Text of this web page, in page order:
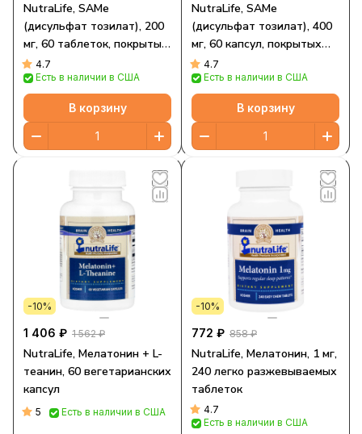
NutraLife, SAMe
(дисульфат тозилат), 200
мг, 60 таблеток, покрытых
кишечнорастворимой
оболочкой
4.7
Есть в наличии в США
В корзину
NutraLife, SAMe
(дисульфат тозилат), 400
мг, 60 капсул, покрытых
кишечнорастворимой
оболочкой
4.7
Есть в наличии в США
В корзину
-10%
1 406 ₽ 1 562 ₽
NutraLife, Мелатонин + L-
теанин, 60 вегетарианских
капсул
5 Есть в наличии в США
-10%
772 ₽ 858 ₽
NutraLife, Мелатонин, 1 мг,
240 легко разжевываемых
таблеток
4.7
Есть в наличии в США